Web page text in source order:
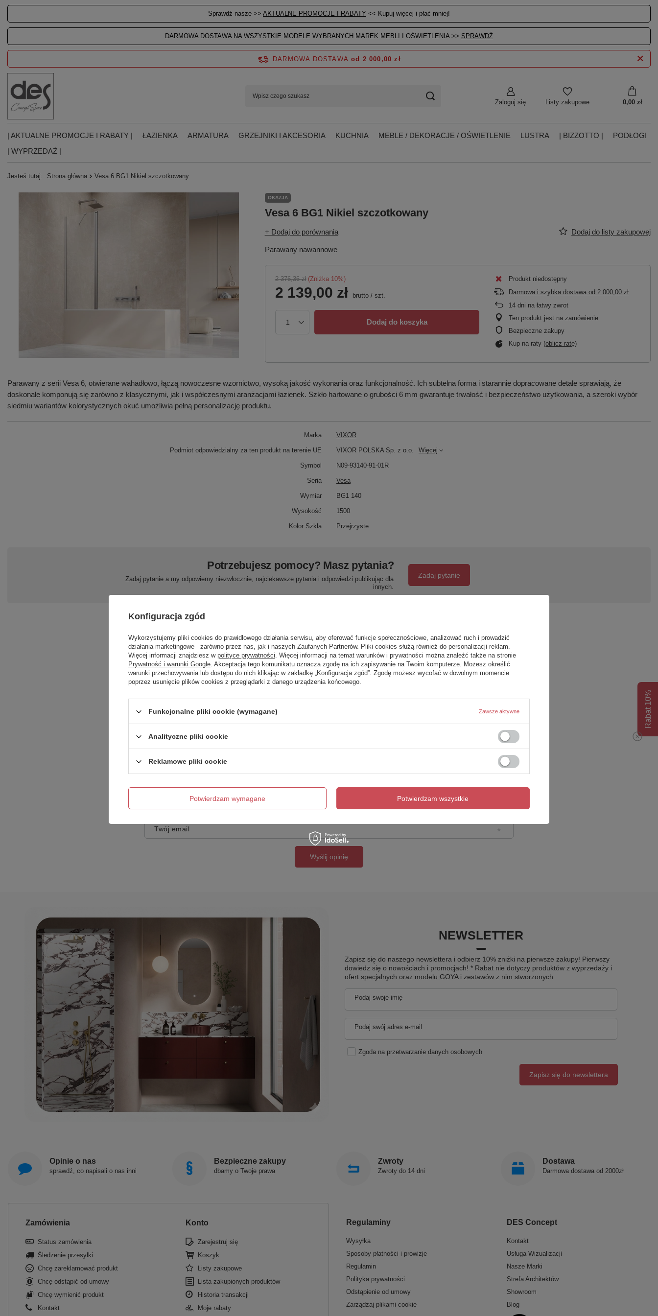
Sprawdź nasze >> AKTUALNE PROMOCJE I RABATY << Kupuj więcej i płać mniej!
DARMOWA DOSTAWA NA WSZYSTKIE MODELE WYBRANYCH MAREK MEBLI I OŚWIETLENIA >> SPRAWDŹ
Zaloguj się Listy zakupowe 0,00 zł
DARMOWA DOSTAWA od 2 000,00 zł
| AKTUALNE PROMOCJE I RABATY | ŁAZIENKA ARMATURA GRZEJNIKI I AKCESORIA KUCHNIA MEBLE / DEKORACJE / OŚWIETLENIE LUSTRA | BIZZOTTO |
PODŁOGI
| WYPRZEDAŻ |
Jesteś tutaj: Strona główna Vesa 6 BG1 Nikiel szczotkowany
OKAZJA
Vesa 6 BG1 Nikiel szczotkowany
+ Dodaj do porównania Dodaj do listy zakupowej
Parawany nawannowe
2 376,36 zł (Zniżka 10%)
2 139,00 zł brutto/ szt.
Dodaj do koszyka
Produkt niedostępny
Darmowa i szybka dostawa od 2 000,00 zł
14 dni na łatwy zwrot
Ten produkt jest na zamówienie
Bezpieczne zakupy
Kup na raty (oblicz ratę)
Parawany z serii Vesa 6, otwierane wahadłowo, łączą nowoczesne wzornictwo, wysoką jakość wykonania oraz funkcjonalność. Ich subtelna forma i starannie dopracowane detale sprawiają, że
doskonale komponują się zarówno z klasycznymi, jak i współczesnymi aranżacjami łazienek. Szkło hartowane o grubości 6 mm gwarantuje trwałość i bezpieczeństwo użytkowania, a szeroki wybór
siedmiu wariantów kolorystycznych okuć umożliwia pełną personalizację produktu.
Marka VIXOR
Podmiot odpowiedzialny za ten produkt na terenie UE VIXOR POLSKA Sp. z o.o. Więcej
Symbol N09-93140-91-01R
Seria Vesa
Wymiar BG1 140
Wysokość 1500
Kolor Szkła Przejrzyste
Potrzebujesz pomocy? Masz pytania?
Zadaj pytanie a my odpowiemy niezwłocznie, najciekawsze pytania i odpowiedzi publikując dla
innych.
Zadaj pytanie
Twoja ocena:
5/5
Dodaj własne zdjęcie produktu:
Twój email
Wyślij opinię
NEWSLETTER
Zapisz się do naszego newslettera i odbierz 10% zniżki na pierwsze zakupy! Pierwszy
dowiedz się o nowościach i promocjach! * Rabat nie dotyczy produktów z wyprzedaży i
ofert specjalnych oraz modelu GOYA i zestawów z nim stworzonych
Podaj swoje imię
Podaj swój adres e-mail
Zgoda na przetwarzanie danych osobowych
Zapisz się do newslettera
Opinie o nas
sprawdź, co napisali o nas inni
Bezpieczne zakupy
dbamy o Twoje prawa
Zwroty
Zwroty do 14 dni
Dostawa
Darmowa dostawa od 2000zł
Zamówienia
Status zamówienia
Śledzenie przesyłki
Chcę zareklamować produkt
Chcę odstąpić od umowy
Chcę wymienić produkt
Kontakt
Konto
Zarejestruj się
Koszyk
Listy zakupowe
Lista zakupionych produktów
Historia transakcji
Moje rabaty
Regulaminy
Wysyłka
Sposoby płatności i prowizje
Regulamin
Polityka prywatności
Odstąpienie od umowy
Zarządzaj plikami cookie
DES Concept
Kontakt
Usługa Wizualizacji
Nasze Marki
Strefa Architektów
Showroom
Blog
Rabat 10%
Konfiguracja zgód
Wykorzystujemy pliki cookies do prawidłowego działania serwisu, aby oferować funkcje społecznościowe, analizować ruch i prowadzić
działania marketingowe - zarówno przez nas, jak i naszych Zaufanych Partnerów. Pliki cookies służą również do personalizacji reklam.
Więcej informacji znajdziesz w polityce prywatności. Więcej informacji na temat warunków i prywatności można znaleźć także na stronie
Prywatność i warunki Google. Akceptacja tego komunikatu oznacza zgodę na ich zapisywanie na Twoim komputerze. Możesz określić
warunki przechowywania lub dostępu do nich klikając w zakładkę „Konfiguracja zgód”. Zgodę możesz wycofać w dowolnym momencie
poprzez usunięcie plików cookies z przeglądarki z danego urządzenia końcowego.
Funkcjonalne pliki cookie (wymagane) Zawsze aktywne
Analityczne pliki cookie
Reklamowe pliki cookie
Potwierdzam wymagane Potwierdzam wszystkie